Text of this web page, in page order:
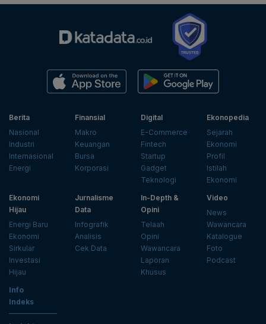
Berita
Nasional
Industri
Internasional
Energi
Finansial
Makro
Keuangan
Bursa
Korporasi
Digital
E-Commerce
Fintech
Startup
Gadget
Teknologi
Ekonopedia
Sejarah
Ekonomi
Profil
Istilah
Ekonomi
Ekonomi
Hijau
Energi Baru
Ekonomi
Sirkular
Investasi
Hijau
Jurnalisme
Data
Infografik
Analisis
Cek Data
In-Depth &
Opini
Telaah
Opini
Wawancara
Laporan
Khusus
Video
News
Wawancara
Katalogue
Foto
Podcast
Info
Indeks